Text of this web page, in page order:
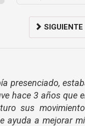
SIGUIENTE
presenciado,
hace 3 años que
sus
ayuda a mejorar